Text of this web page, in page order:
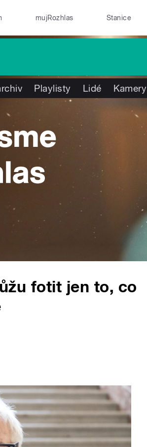
mujRozhlas Stanice
Playlisty Lidé Kamery
fotit jen to, co